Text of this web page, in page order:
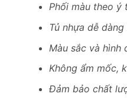
Phối màu theo ý
Tủ nhựa dễ
Màu sắc và hình
Không ẩm mốc,
Đảm bảo chất